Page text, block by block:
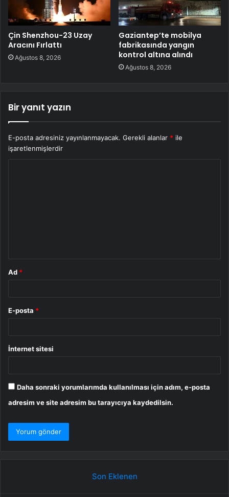
Çin Shenzhou-23 Uzay
Aracını Fırlattı
Ağustos 8, 2026
Gaziantep’te mobilya
fabrikasında yangın
kontrol altına alındı
Ağustos 8, 2026
Bir yanıt yazın
E-posta adresiniz yayınlanmayacak. Gerekli alanlar * ile
işaretlenmişlerdir
Ad *
E-posta *
İnternet sitesi
Daha sonraki yorumlarımda kullanılması için adım, e-posta
adresim ve site adresim bu tarayıcıya kaydedilsin.
Son Eklenen